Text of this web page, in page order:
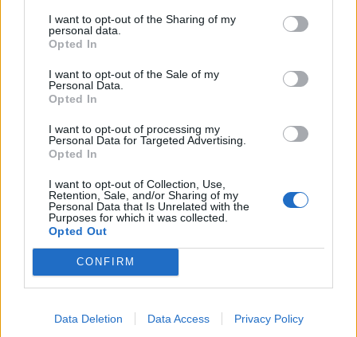
I want to opt-out of the Sharing of my
personal data.
Opted In
I want to opt-out of the Sale of my
Personal Data.
Opted In
I want to opt-out of processing my
Personal Data for Targeted Advertising.
Opted In
I want to opt-out of Collection, Use,
Retention, Sale, and/or Sharing of my
Personal Data that Is Unrelated with the
Purposes for which it was collected.
Opted Out
CONFIRM
Data Deletion Data Access Privacy Policy
Předchozí článek
do středních Čech dobrou
náladu, smích i zpěv
jsem změnil kvůli pochybnostem
VÍCE OD AUTORA
Sedlčansko
Rallycross Cup se vrací do Sedlčan.
O vítězství bude bojovat přes šedesát
jezdců
Daniel Rosenbaum potřeboval změnit
prostředí. Teď bude naším soupeřem,